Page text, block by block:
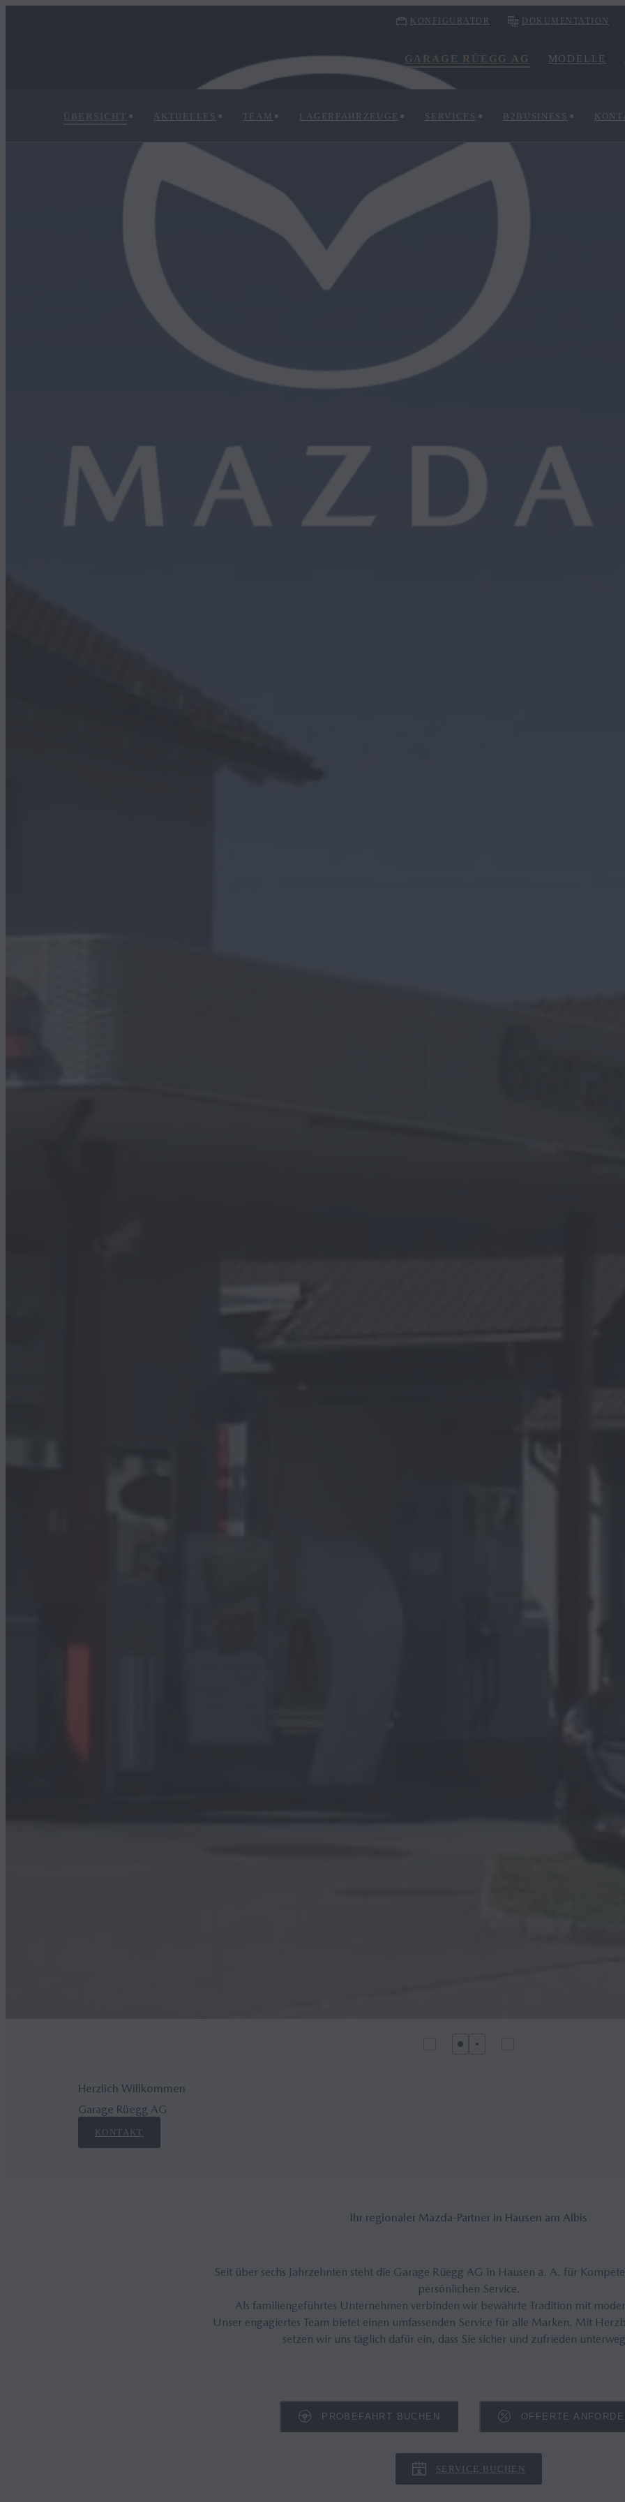
KONFIGURATOR DOKUMENTATION
GARAGE RÜEGG AG MODELLE
ÜBERSICHT AKTUELLES TEAM LAGERFAHRZEUGE SERVICES B2BUSINESS
Herzlich Willkommen
Garage Rüegg AG
KONTAKT
Ihr re­gio­na­ler Mazda-Part­ner in Hau­sen am Al­bis
Seit über sechs Jahrzehnten steht die Garage Rüegg AG in Hausen a. A. für
persönlichen Service.
Als familiengeführtes Unternehmen verbinden wir bewährte Tradition mit
Unser engagiertes Team bietet einen umfassenden Service für alle Marken. Mit
setzen wir uns täglich dafür ein, dass Sie sicher und zufrieden
PROBEFAHRT BUCHEN OFFERTE
SERVICE BUCHEN